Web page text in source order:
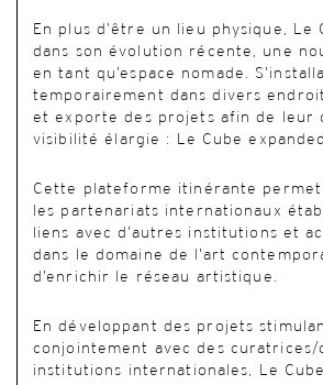
En plus d’être un lieu physique, Le
dans son évolution récente, une
en tant qu’espace nomade.
temporairement dans divers
et exporte des projets afin de leur
visibilité élargie : Le Cube
Cette plateforme itinérante
les partenariats internationaux
liens avec d’autres institutions et
dans le domaine de l’art
d’enrichir le réseau artistique.
En développant des projets
conjointement avec des
institutions internationales, Le